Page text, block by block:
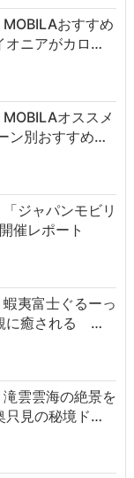
おすすめ
オニアがカロ…
オススメ
ン別おすすめ…
ジャパンモビリ
催レポート
夷富士ぐるーっ
に癒される …
雲雲海の絶景を
見の秘境ド…